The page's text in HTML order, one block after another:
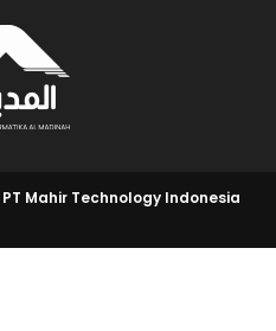
PT Mahir Technology Indonesia